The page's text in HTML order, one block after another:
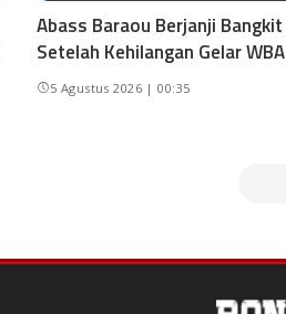
Abass Baraou Berjanji Bangkit
Setelah Kehilangan Gelar WBA
5 Agustus 2026 | 00:35